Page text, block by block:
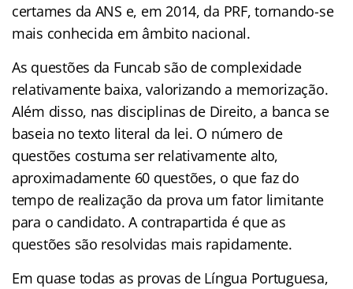
certames da ANS e, em 2014, da PRF, tornando-se
mais conhecida em âmbito nacional.
As questões da Funcab são de complexidade
relativamente baixa, valorizando a memorização.
Além disso, nas disciplinas de Direito, a banca se
baseia no texto literal da lei. O número de
questões costuma ser relativamente alto,
aproximadamente 60 questões, o que faz do
tempo de realização da prova um fator limitante
para o candidato. A contrapartida é que as
questões são resolvidas mais rapidamente.
Em quase todas as provas de Língua Portuguesa,